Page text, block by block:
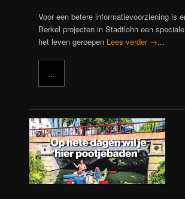
Voor een betere informatievoorziening is
Berkel projecten in Stadtlohn een
het leven geroepen Lees verder →...
...